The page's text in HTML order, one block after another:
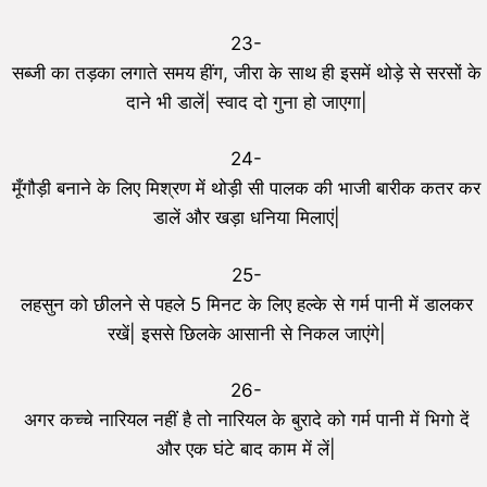
23-
सब्जी का तड़का लगाते समय हींग, जीरा के साथ ही इसमें थोड़े से सरसों के
दाने भी डालें| स्वाद दो गुना हो जाएगा|
24-
मूँगौड़ी बनाने के लिए मिश्रण में थोड़ी सी पालक की भाजी बारीक कतर कर
डालें और खड़ा धनिया मिलाएं|
25-
लहसुन को छीलने से पहले 5 मिनट के लिए हल्के से गर्म पानी में डालकर
रखें| इससे छिलके आसानी से निकल जाएंगे|
26-
अगर कच्चे नारियल नहीं है तो नारियल के बुरादे को गर्म पानी में भिगो दें
और एक घंटे बाद काम में लें|